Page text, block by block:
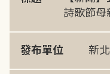
詩歌節母
發布單位 新